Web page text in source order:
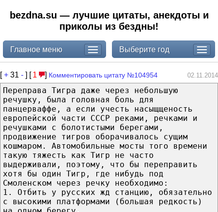
bezdna.su — лучшие цитаты, анекдоты и
приколы из бездны!
Главное меню Выберите год
[+ 31 - ] [ 1 ] Комментировать цитату №104954 02.11.2014
Переправа Тигра даже через небольшую
речушку, была головная боль для
панцерваффе, а если учесть насыщщеность
европейской части СССР реками, речками и
речушками с болотистыми берегами,
продвижение тигров оборачивалось сущим
кошмаром. Автомобильные мосты того времени
такую тяжесть как Тигр не часто
выдерживали, поэтому, что бы переправить
хотя бы один Тигр, где нибудь под
Смоленском через речку необходимо:
1. Отбить у русских жд станцию, обязательно
с высокими платформами (большая редкость)